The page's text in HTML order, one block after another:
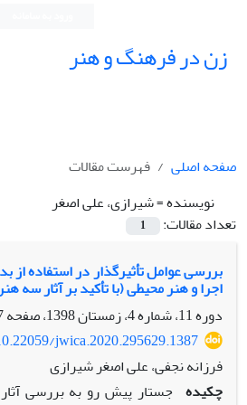
زن در فرهنگ و هنر
صفحه اصلی
فهرست مقالات
نویسنده =شیرازی، علی اصغر
تعداد مقالات:
1
بررسی عوامل تأثیرگذار در استفاده از
اجرا و هنر محیطی (با تأکید بر آثار سه
دوره 11، شماره 4، زمستان 1398، صفحه
jwica.2020.295629.1387
فرزانه نجفی، علی اصغر شیرازی
چکیده جستار پیش رو به بررسی